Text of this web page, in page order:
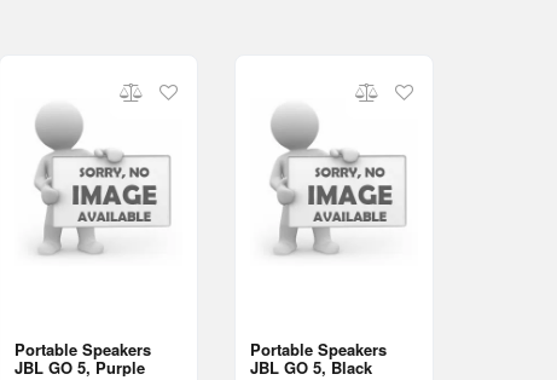
Portable Speakers
JBL GO 5, Purple
Portable Speakers
JBL GO 5, Black